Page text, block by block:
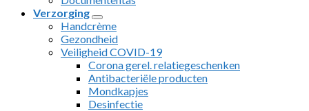
Verzorging
Handcrème
Gezondheid
Veiligheid COVID-19
Corona gerel. relatiegeschenken
Antibacteriële producten
Mondkapjes
Desinfectie